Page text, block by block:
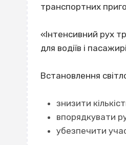
транспортних
«Інтенсивний рух
для водіїв і
Встановлення
знизити
впорядкувати
убезпечити